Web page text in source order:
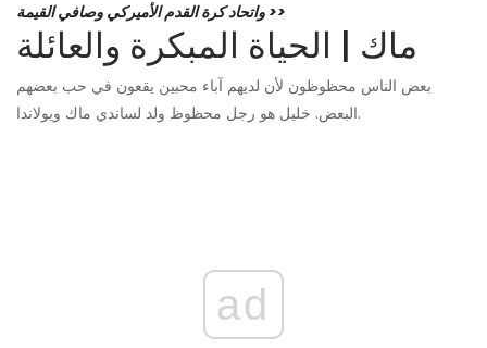
واتحاد كرة القدم الأميركي وصافي القيمة >>
ماك | الحياة المبكرة والعائلة
بعض الناس محظوظون لأن لديهم آباء محبين يقعون في حب بعضهم
البعض. خليل هو رجل محظوظ ولد لساندي ماك ويولاندا.
ad